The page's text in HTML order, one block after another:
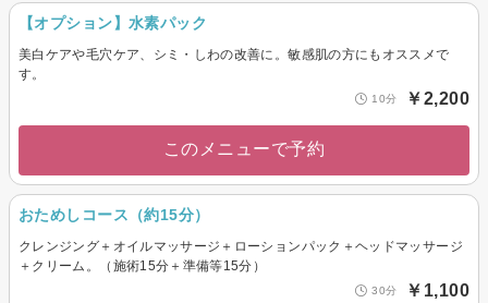
【オプション】水素パック
美白ケアや毛穴ケア、シミ・しわの改善に。敏感肌の方にもオススメで
す。
10分 ￥2,200
このメニューで予約
おためしコース（約15分）
クレンジング＋オイルマッサージ＋ローションパック＋ヘッドマッサージ
＋クリーム。（施術15分＋準備等15分）
30分 ￥1,100